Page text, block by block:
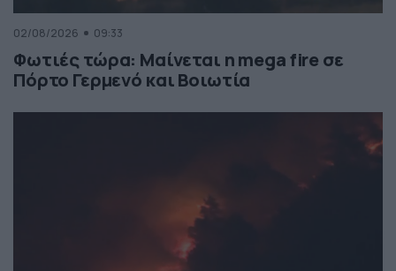
02/08/2026 09:33
Φωτιές τώρα: Μαίνεται η mega fire σε
Πόρτο Γερμενό και Βοιωτία